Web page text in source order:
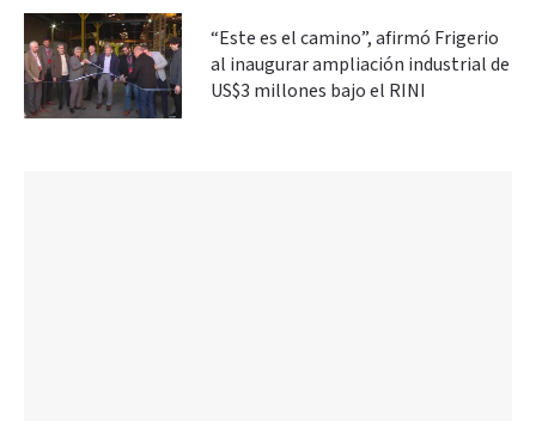
“Este es el camino”, afirmó Frigerio
al inaugurar ampliación industrial de
US$3 millones bajo el RINI